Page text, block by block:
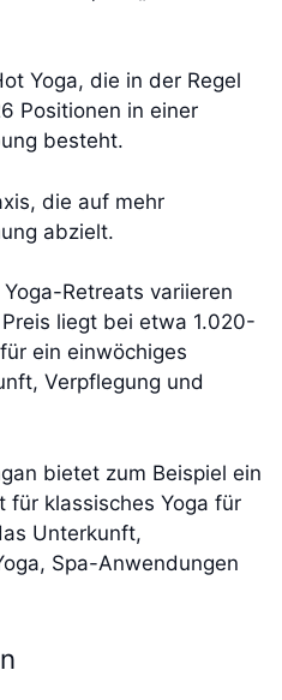
Yoga, die in der Regel
Positionen in einer
besteht.
die auf mehr
abzielt.
Retreats variieren
liegt bei etwa 1.020-
ein einwöchiges
Verpflegung und
bietet zum Beispiel ein
klassisches Yoga für
Unterkunft,
Spa-Anwendungen